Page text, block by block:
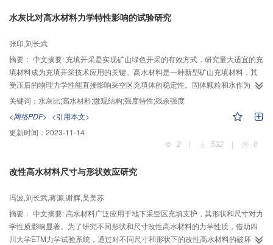
水灰比对高水材料力学特性影响的试验研究
张印,刘长武
摘要： 中文摘要: 充填开采是实现矿山绿色开采的有效方式，研究量大适宜的充
填材料成为充填开采技术应用的关键。高水材料是一种新型矿山充填材料，其
受压后的物理力学性能直接影响采空区充填体的稳定性。固体颗粒和水作为高
水材料主要的组成物质，其相对含量直接影响高水材料的物理力学特性。利用
宏观与微观相结合的综合试验手段，对高水材料在不同水灰比条件下的基本物
理性能和强度特性进行了系统研究，结果表明：高水材料结石体微观结构呈网
状结构、且具有稀疏多孔等特点，使其可以吸附自身重量数倍的水。水灰比越
大，网状结构中孔隙越稀疏，从而形成更大的孔隙结构。高水材料具有与岩石
完整性。单轴压缩条件下，高水材料会出现明显的析水现象，水灰比越大，析
坏和拉伸破坏等几种典型的破坏类型，水灰比较高时，高水材料常呈X型剪切破
坏；水灰比较低时，常为劈裂破坏。高水材料单轴峰值强度和残余强度均随水
灰比的增大而减小，水灰比越小其应力应变曲线峰值处越陡峻，峰后强度下降
得越快，但其残余强度仍保持较高水平。该种材料塑性较好，残余强度较高，
关键词： 水灰比;高水材料;微观结构;强度特性;残余强度
<网络PDF> <引用本文>
更新时间： 2023-11-14
2
| 532 | 0
改性高水材料尺寸与形状效应研究
冯波,刘长武,蒋源,谢辉,吴美苏
摘要： 中文摘要: 高水材料广泛应用于地下采空区充填支护，其形状和尺寸对力
学性质影响显著。为了研究不同形状和尺寸改性高水材料的力学性质，借助四
川大学ETM力学试验系统，通过对不同尺寸和形状下的改性高水材料的破坏过